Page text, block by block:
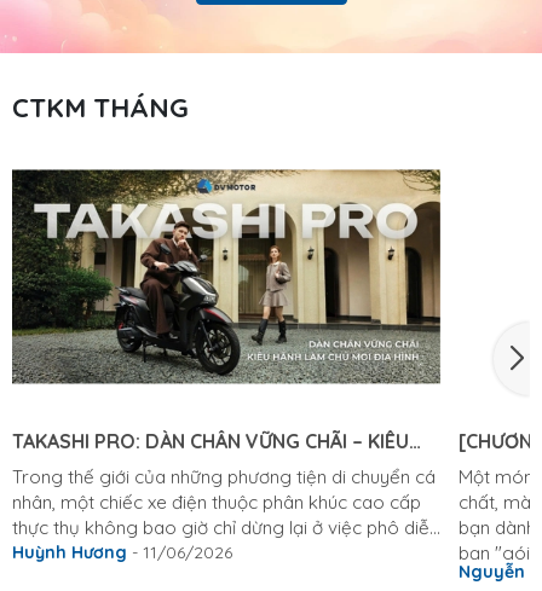
CTKM THÁNG
TAKASHI PRO: DÀN CHÂN VỮNG CHÃI – KIÊU
HÃNH LÀM CHỦ MỌI ĐỊA HÌNH
Trong thế giới của những phương tiện di chuyển cá
nhân, một chiếc xe điện thuộc phân khúc cao cấp
thực thụ không bao giờ chỉ dừng lại ở việc phô diễn
những đường nét thiết kế hào nhoáng bên ngoài.
Huỳnh Hương - 11/06/2026
KHỎI
Một món
chất, mà
bạn
bạn "gói
8/3 thật
Nguyễn